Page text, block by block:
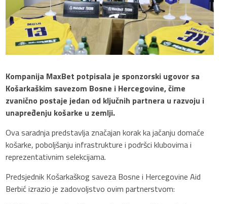
Kompanija MaxBet potpisala je sponzorski ugovor sa
Košarkaškim savezom Bosne i Hercegovine, čime
zvanično postaje jedan od ključnih partnera u razvoju i
unapređenju košarke u zemlji.
Ova saradnja predstavlja značajan korak ka jačanju domaće
košarke, poboljšanju infrastrukture i podršci klubovima i
reprezentativnim selekcijama.
Predsjednik Košarkaškog saveza Bosne i Hercegovine Aid
Berbić izrazio je zadovoljstvo ovim partnerstvom: